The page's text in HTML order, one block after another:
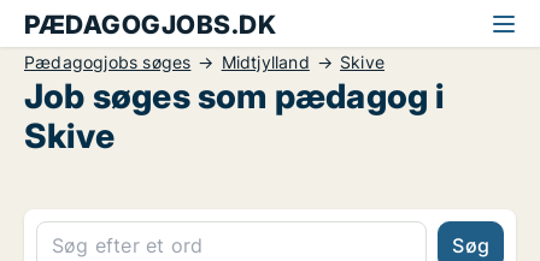
PÆDAGOGJOBS.DK
Pædagogjobs søges Midtjylland Skive
Job søges som pædagog i
Skive
Søg